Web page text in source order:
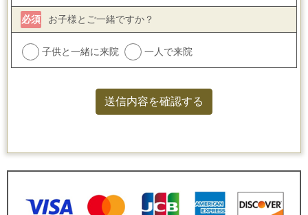
お子様とご一緒ですか？
必須
子供と一緒に来院 一人で来院